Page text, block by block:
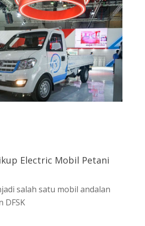
Electric Mobil Petani
salah satu mobil andalan
DFSK